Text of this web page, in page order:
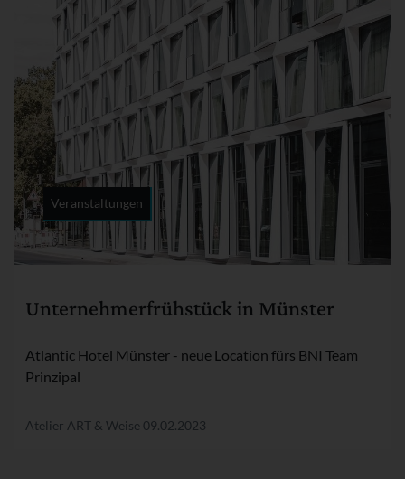
Unternehmerfrühstück in Münster
Atlantic Hotel Münster - neue Location fürs BNI Team
Prinzipal
Veranstaltungen
Atelier ART & Weise 09.02.2023